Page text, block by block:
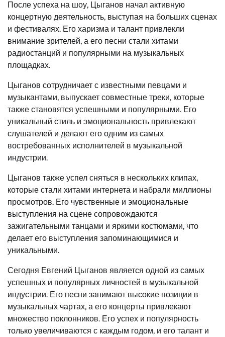
После успеха на шоу, Цыганов начал активную
концертную деятельность, выступая на больших сценах
и фестивалях. Его харизма и талант привлекли
внимание зрителей, а его песни стали хитами
радиостанций и популярными на музыкальных
площадках.
Цыганов сотрудничает с известными певцами и
музыкантами, выпускает совместные треки, которые
также становятся успешными и популярными. Его
уникальный стиль и эмоциональность привлекают
слушателей и делают его одним из самых
востребованных исполнителей в музыкальной
индустрии.
Цыганов также успел сняться в нескольких клипах,
которые стали хитами интернета и набрали миллионы
просмотров. Его чувственные и эмоциональные
выступления на сцене сопровождаются
зажигательными танцами и яркими костюмами, что
делает его выступления запоминающимися и
уникальными.
Сегодня Евгений Цыганов является одной из самых
успешных и популярных личностей в музыкальной
индустрии. Его песни занимают высокие позиции в
музыкальных чартах, а его концерты привлекают
множество поклонников. Его успех и популярность
только увеличиваются с каждым годом, и его талант и